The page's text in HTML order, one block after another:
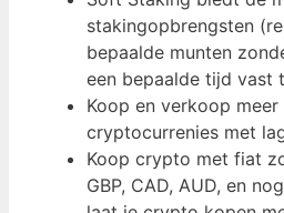
stakingopbrengsten
bepaalde munten
een bepaalde tijd vast
Koop en verkoop
cryptocurrenies met
Koop crypto met fiat
GBP, CAD, AUD, en